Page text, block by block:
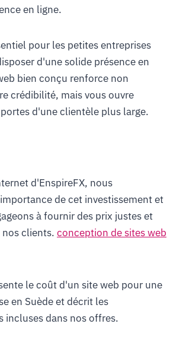
en ligne.
pour les petites entreprises
d'une solide présence en
bien conçu renforce non
crédibilité, mais vous ouvre
d'une clientèle plus large.
d'EnspireFX, nous
de cet investissement et
à fournir des prix justes et
clients. conception de sites web
le coût d'un site web pour une
en Suède et décrit les
incluses dans nos offres.